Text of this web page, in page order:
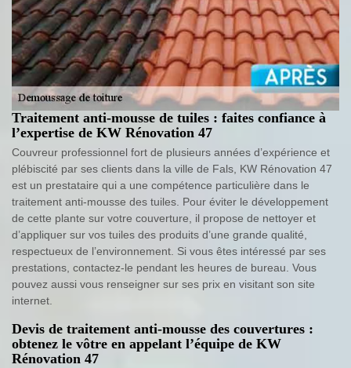
Traitement anti-mousse de tuiles : faites confiance à
l’expertise de KW Rénovation 47
Couvreur professionnel fort de plusieurs années d’expérience et
plébiscité par ses clients dans la ville de Fals, KW Rénovation 47
est un prestataire qui a une compétence particulière dans le
traitement anti-mousse des tuiles. Pour éviter le développement
de cette plante sur votre couverture, il propose de nettoyer et
d’appliquer sur vos tuiles des produits d’une grande qualité,
respectueux de l’environnement. Si vous êtes intéressé par ses
prestations, contactez-le pendant les heures de bureau. Vous
pouvez aussi vous renseigner sur ses prix en visitant son site
internet.
Devis de traitement anti-mousse des couvertures :
obtenez le vôtre en appelant l’équipe de KW
Rénovation 47